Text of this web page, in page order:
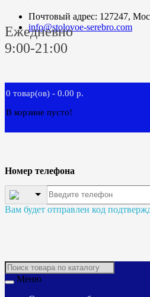
Почтовый адрес: 127247,
info@stolovoe-serebro.com
Ежедневно
9:00-21:00
0 товар(ов) - 0.00 р.
В корзине пусто!
Номер телефона
Вам будет отправлен код
Меню